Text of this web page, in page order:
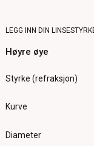
LEGG INN DIN
Høyre øye
Styrke (refraksjon)
Kurve
Diameter